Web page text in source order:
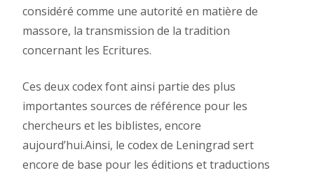
considéré comme une autorité en matière de
massore, la transmission de la tradition
concernant les Ecritures.
Ces deux codex font ainsi partie des plus
importantes sources de référence pour les
chercheurs et les biblistes, encore
aujourd’hui.Ainsi, le codex de Leningrad sert
encore de base pour les éditions et traductions